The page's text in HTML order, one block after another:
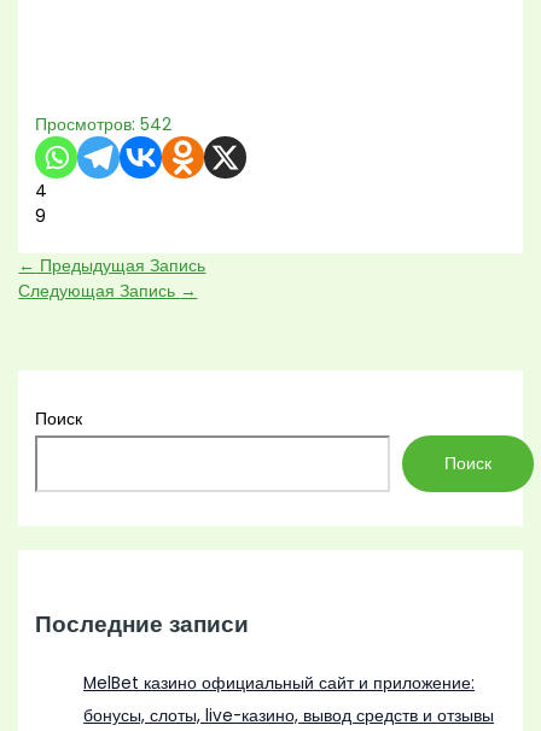
Просмотров: 542
4
9
← Предыдущая Запись
Следующая Запись →
Поиск
Поиск
Последние записи
MelBet казино официальный сайт и приложение:
бонусы, слоты, live-казино, вывод средств и отзывы